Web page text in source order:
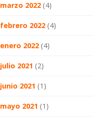
marzo 2022 (4)
febrero 2022 (4)
enero 2022 (4)
julio 2021 (2)
junio 2021 (1)
mayo 2021 (1)